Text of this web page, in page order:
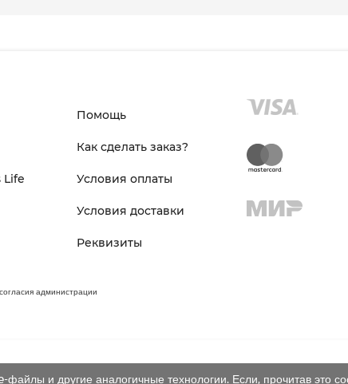
и другие аналогичные технологии. Если, прочитав это
Life
Помощь
Как сделать заказ?
Условия оплаты
Условия доставки
Реквизиты
администрации